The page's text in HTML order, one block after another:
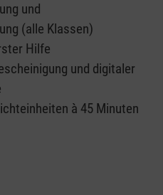
und
(alle Klassen)
Hilfe
und digitaler
à 45 Minuten